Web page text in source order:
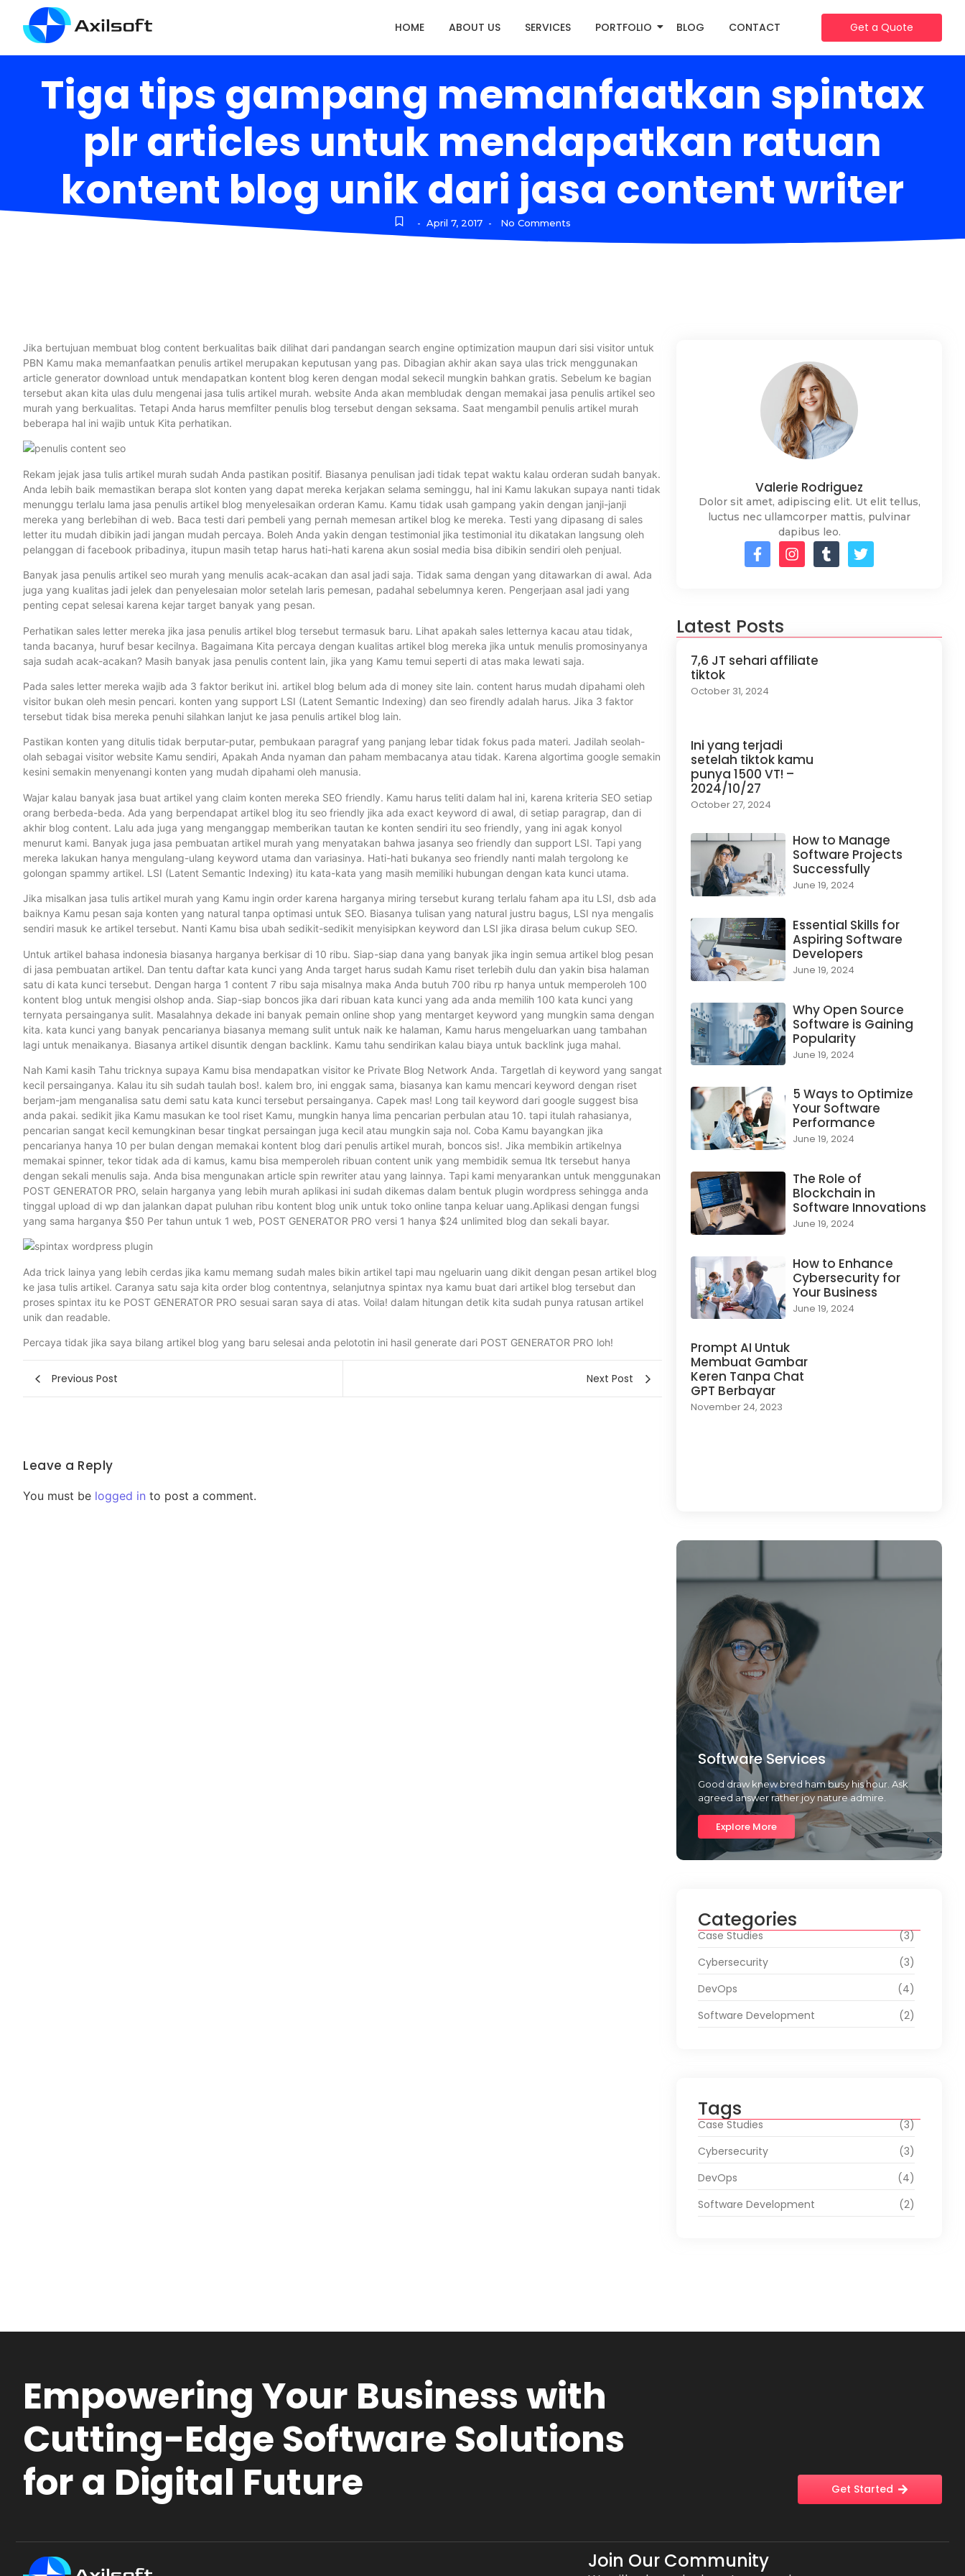
HOME ABOUT US SERVICES PORTFOLIO BLOG CONTACT Get a Quote
Tiga tips gampang memanfaatkan spintax
plr articles untuk mendapatkan ratuan
kontent blog unik dari jasa content writer
- April 7, 2017 - No Comments
Jika bertujuan membuat blog content berkualitas baik dilihat dari pandangan search engine optimization maupun dari sisi visitor untuk
PBN Kamu maka memanfaatkan penulis artikel merupakan keputusan yang pas. Dibagian akhir akan saya ulas trick menggunakan
article generator download untuk mendapatkan kontent blog keren dengan modal sekecil mungkin bahkan gratis. Sebelum ke bagian
tersebut akan kita ulas dulu mengenai jasa tulis artikel murah. website Anda akan membludak dengan memakai jasa penulis artikel seo
murah yang berkualitas. Tetapi Anda harus memfilter penulis blog tersebut dengan seksama. Saat mengambil penulis artikel murah
beberapa hal ini wajib untuk Kita perhatikan.
Rekam jejak jasa tulis artikel murah sudah Anda pastikan positif. Biasanya penulisan jadi tidak tepat waktu kalau orderan sudah banyak.
Anda lebih baik memastikan berapa slot konten yang dapat mereka kerjakan selama seminggu, hal ini Kamu lakukan supaya nanti tidak
menunggu terlalu lama jasa penulis artikel blog menyelesaikan orderan Kamu. Kamu tidak usah gampang yakin dengan janji-janji
mereka yang berlebihan di web. Baca testi dari pembeli yang pernah memesan artikel blog ke mereka. Testi yang dipasang di sales
letter itu mudah dibikin jadi jangan mudah percaya. Boleh Anda yakin dengan testimonial jika testimonial itu dikatakan langsung oleh
pelanggan di facebook pribadinya, itupun masih tetap harus hati-hati karena akun sosial media bisa dibikin sendiri oleh penjual.
Banyak jasa penulis artikel seo murah yang menulis acak-acakan dan asal jadi saja. Tidak sama dengan yang ditawarkan di awal. Ada
juga yang kualitas jadi jelek dan penyelesaian molor setelah laris pemesan, padahal sebelumnya keren. Pengerjaan asal jadi yang
penting cepat selesai karena kejar target banyak yang pesan.
Perhatikan sales letter mereka jika jasa penulis artikel blog tersebut termasuk baru. Lihat apakah sales letternya kacau atau tidak,
tanda bacanya, huruf besar kecilnya. Bagaimana Kita percaya dengan kualitas artikel blog mereka jika untuk menulis promosinyanya
saja sudah acak-acakan? Masih banyak jasa penulis content lain, jika yang Kamu temui seperti di atas maka lewati saja.
Pada sales letter mereka wajib ada 3 faktor berikut ini. artikel blog belum ada di money site lain. content harus mudah dipahami oleh
visitor bukan oleh mesin pencari. konten yang support LSI (Latent Semantic Indexing) dan seo firendly adalah harus. Jika 3 faktor
tersebut tidak bisa mereka penuhi silahkan lanjut ke jasa penulis artikel blog lain.
Pastikan konten yang ditulis tidak berputar-putar, pembukaan paragraf yang panjang lebar tidak fokus pada materi. Jadilah seolah-
olah sebagai visitor website Kamu sendiri, Apakah Anda nyaman dan paham membacanya atau tidak. Karena algortima google semakin
kesini semakin menyenangi konten yang mudah dipahami oleh manusia.
Wajar kalau banyak jasa buat artikel yang claim konten mereka SEO friendly. Kamu harus teliti dalam hal ini, karena kriteria SEO setiap
orang berbeda-beda. Ada yang berpendapat artikel blog itu seo friendly jika ada exact keyword di awal, di setiap paragrap, dan di
akhir blog content. Lalu ada juga yang menganggap memberikan tautan ke konten sendiri itu seo friendly, yang ini agak konyol
menurut kami. Banyak juga jasa pembuatan artikel murah yang menyatakan bahwa jasanya seo friendly dan support LSI. Tapi yang
mereka lakukan hanya mengulang-ulang keyword utama dan variasinya. Hati-hati bukanya seo friendly nanti malah tergolong ke
golongan spammy artikel. LSI (Latent Semantic Indexing) itu kata-kata yang masih memiliki hubungan dengan kata kunci utama.
Jika misalkan jasa tulis artikel murah yang Kamu ingin order karena harganya miring tersebut kurang terlalu faham apa itu LSI, dsb ada
baiknya Kamu pesan saja konten yang natural tanpa optimasi untuk SEO. Biasanya tulisan yang natural justru bagus, LSI nya mengalis
sendiri masuk ke artikel tersebut. Nanti Kamu bisa ubah sedikit-sedikit menyisipkan keyword dan LSI jika dirasa belum cukup SEO.
Untuk artikel bahasa indonesia biasanya harganya berkisar di 10 ribu. Siap-siap dana yang banyak jika ingin semua artikel blog pesan
di jasa pembuatan artikel. Dan tentu daftar kata kunci yang Anda target harus sudah Kamu riset terlebih dulu dan yakin bisa halaman
satu di kata kunci tersebut. Dengan harga 1 content 7 ribu saja misalnya maka Anda butuh 700 ribu rp hanya untuk memperoleh 100
kontent blog untuk mengisi olshop anda. Siap-siap boncos jika dari ribuan kata kunci yang ada anda memilih 100 kata kunci yang
ternyata persainganya sulit. Masalahnya dekade ini banyak pemain online shop yang mentarget keyword yang mungkin sama dengan
kita. kata kunci yang banyak pencarianya biasanya memang sulit untuk naik ke halaman, Kamu harus mengeluarkan uang tambahan
lagi untuk menaikanya. Biasanya artikel disuntik dengan backlink. Kamu tahu sendirikan kalau biaya untuk backlink juga mahal.
Nah Kami kasih Tahu tricknya supaya Kamu bisa mendapatkan visitor ke Private Blog Network Anda. Targetlah di keyword yang sangat
kecil persainganya. Kalau itu sih sudah taulah bos!. kalem bro, ini enggak sama, biasanya kan kamu mencari keyword dengan riset
berjam-jam menganalisa satu demi satu kata kunci tersebut persainganya. Capek mas! Long tail keyword dari google suggest bisa
anda pakai. sedikit jika Kamu masukan ke tool riset Kamu, mungkin hanya lima pencarian perbulan atau 10. tapi itulah rahasianya,
pencarian sangat kecil kemungkinan besar tingkat persaingan juga kecil atau mungkin saja nol. Coba Kamu bayangkan jika
pencarianya hanya 10 per bulan dengan memakai kontent blog dari penulis artikel murah, boncos sis!. Jika membikin artikelnya
memakai spinner, tekor tidak ada di kamus, kamu bisa memperoleh ribuan content unik yang membidik semua ltk tersebut hanya
dengan sekali menulis saja. Anda bisa mengunakan article spin rewriter atau yang lainnya. Tapi kami menyarankan untuk menggunakan
POST GENERATOR PRO, selain harganya yang lebih murah aplikasi ini sudah dikemas dalam bentuk plugin wordpress sehingga anda
tinggal upload di wp dan jalankan dapat puluhan ribu kontent blog unik untuk toko online tanpa keluar uang.Aplikasi dengan fungsi
yang sama harganya $50 Per tahun untuk 1 web, POST GENERATOR PRO versi 1 hanya $24 unlimited blog dan sekali bayar.
Ada trick lainya yang lebih cerdas jika kamu memang sudah males bikin artikel tapi mau ngeluarin uang dikit dengan pesan artikel blog
ke jasa tulis artikel. Caranya satu saja kita order blog contentnya, selanjutnya spintax nya kamu buat dari artikel blog tersebut dan
proses spintax itu ke POST GENERATOR PRO sesuai saran saya di atas. Voila! dalam hitungan detik kita sudah punya ratusan artikel
unik dan readable.
Percaya tidak jika saya bilang artikel blog yang baru selesai anda pelototin ini hasil generate dari POST GENERATOR PRO loh!
Previous Post Next Post
Leave a Reply
You must be logged in to post a comment.
Valerie Rodriguez
Dolor sit amet, adipiscing elit. Ut elit tellus,
luctus nec ullamcorper mattis, pulvinar
dapibus leo.
Latest Posts
7,6 JT sehari affiliate
tiktok
October 31, 2024
Ini yang terjadi
setelah tiktok kamu
punya 1500 VT! –
2024/10/27
October 27, 2024
How to Manage
Software Projects
Successfully
June 19, 2024
Essential Skills for
Aspiring Software
Developers
June 19, 2024
Why Open Source
Software is Gaining
Popularity
June 19, 2024
5 Ways to Optimize
Your Software
Performance
June 19, 2024
The Role of
Blockchain in
Software Innovations
June 19, 2024
How to Enhance
Cybersecurity for
Your Business
June 19, 2024
Prompt AI Untuk
Membuat Gambar
Keren Tanpa Chat
GPT Berbayar
November 24, 2023
Software Services
Good draw knew bred ham busy his hour. Ask
agreed answer rather joy nature admire.
Explore More
Categories
Case Studies
(3)
Cybersecurity
(3)
DevOps
(4)
Software Development
(2)
Tags
Case Studies
(3)
Cybersecurity
(3)
DevOps
(4)
Software Development
(2)
Empowering Your Business with
Cutting-Edge Software Solutions
for a Digital Future
Get Started
Join Our Community